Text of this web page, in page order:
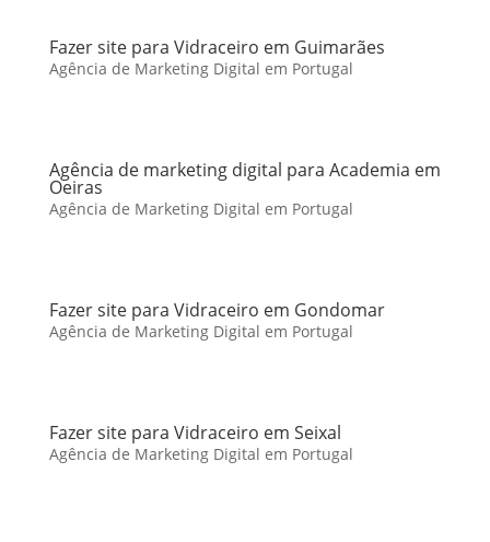
Fazer site para Vidraceiro em Guimarães
Agência de Marketing Digital em Portugal
Agência de marketing digital para Academia em
Oeiras
Agência de Marketing Digital em Portugal
Fazer site para Vidraceiro em Gondomar
Agência de Marketing Digital em Portugal
Fazer site para Vidraceiro em Seixal
Agência de Marketing Digital em Portugal